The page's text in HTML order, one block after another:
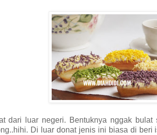
dari luar negeri. Bentuknya nggak
Di luar donat jenis ini biasa di